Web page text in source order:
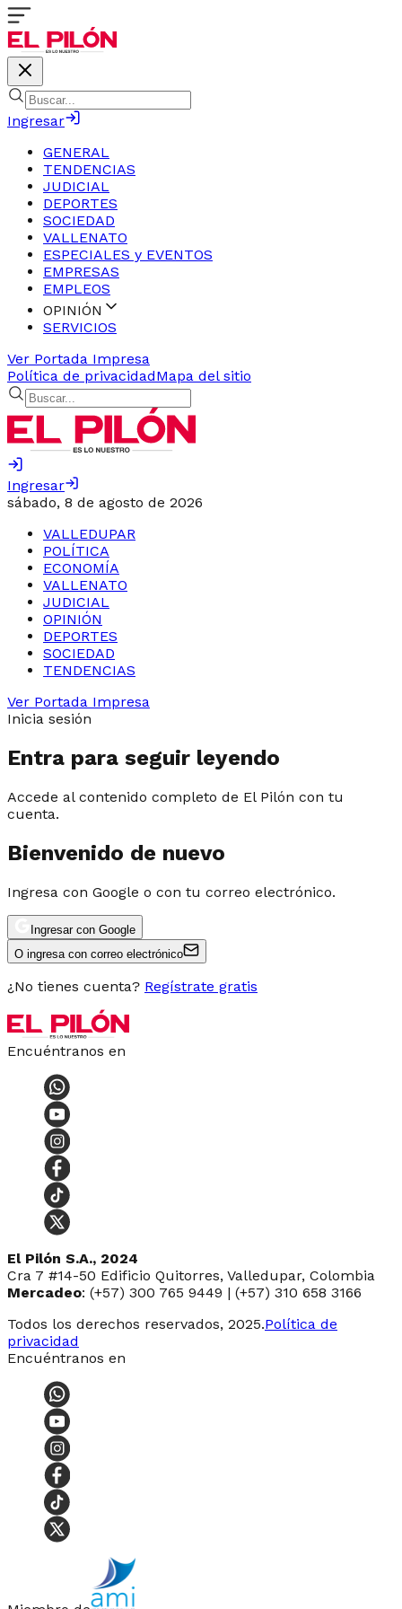
Ingresar
GENERAL
TENDENCIAS
JUDICIAL
DEPORTES
SOCIEDAD
VALLENATO
ESPECIALES y EVENTOS
EMPRESAS
EMPLEOS
OPINIÓN
SERVICIOS
Ver Portada Impresa
Política de privacidadMapa del sitio
Ingresar
sábado, 8 de agosto de 2026
VALLEDUPAR
POLÍTICA
ECONOMÍA
VALLENATO
JUDICIAL
OPINIÓN
DEPORTES
SOCIEDAD
TENDENCIAS
Ver Portada Impresa
Inicia sesión
Entra para seguir leyendo
Accede al contenido completo de El Pilón con tu
cuenta.
Bienvenido de nuevo
Ingresa con Google o con tu correo electrónico.
Ingresar con Google
O ingresa con correo electrónico
¿No tienes cuenta? Regístrate gratis
Encuéntranos en
El Pilón S.A., 2024
Cra 7 #14-50 Edificio Quitorres, Valledupar, Colombia
Mercadeo: (+57) 300 765 9449 | (+57) 310 658 3166
Todos los derechos reservados, 2025.Política de
privacidad
Encuéntranos en